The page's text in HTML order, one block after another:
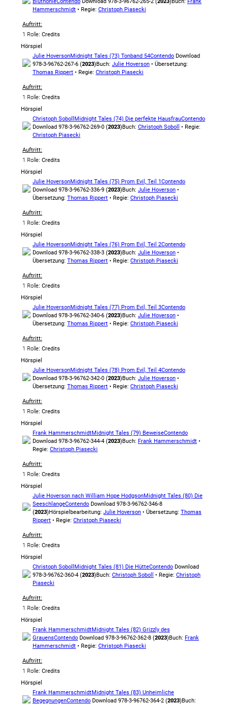
Hammerschmidt• Regie: Christoph Piasecki
Auftritt:
1 Rolle: Credits
Hörspiel
Julie HoversonMidnight Tales (73) Tonband 54ContendoDownload
978-3-96762-267-6 (2023)Buch: Julie Hoverson• Übersetzung:
Thomas Rippert• Regie: Christoph Piasecki
Auftritt:
1 Rolle: Credits
Hörspiel
Christoph Soboll Midnight Tales (74) Die perfekte HausfrauContendo
Download 978-3-96762-269-0 (2023)Buch: Christoph Soboll
• Regie:
Christoph Piasecki
Auftritt:
1 Rolle: Credits
Hörspiel
Julie HoversonMidnight Tales (75) Prom Evil, Teil 1Contendo
Download 978-3-96762-336-9 (2023)Buch: Julie Hoverson•
Übersetzung: Thomas Rippert• Regie: Christoph Piasecki
Auftritt:
1 Rolle: Credits
Hörspiel
Julie HoversonMidnight Tales (76) Prom Evil, Teil 2Contendo
Download 978-3-96762-338-3 (2023)Buch: Julie Hoverson•
Übersetzung: Thomas Rippert• Regie: Christoph Piasecki
Auftritt:
1 Rolle: Credits
Hörspiel
Julie HoversonMidnight Tales (77) Prom Evil, Teil 3Contendo
Download 978-3-96762-340-6 (2023)Buch: Julie Hoverson•
Übersetzung: Thomas Rippert• Regie: Christoph Piasecki
Auftritt:
1 Rolle: Credits
Hörspiel
Julie HoversonMidnight Tales (78) Prom Evil, Teil 4Contendo
Download 978-3-96762-342-0 (2023)Buch: Julie Hoverson•
Übersetzung: Thomas Rippert• Regie: Christoph Piasecki
Auftritt:
1 Rolle: Credits
Hörspiel
Frank HammerschmidtMidnight Tales (79) BeweiseContendo
Download 978-3-96762-344-4 (2023)Buch: Frank Hammerschmidt•
Regie: Christoph Piasecki
Auftritt:
1 Rolle: Credits
Hörspiel
Julie Hoverson nach William Hope HodgsonMidnight Tales (80) Die
SeeschlangeContendoDownload 978-3-96762-346-8
(2023)Hörspielbearbeitung: Julie Hoverson• Übersetzung: Thomas
Rippert• Regie: Christoph Piasecki
Auftritt:
1 Rolle: Credits
Hörspiel
Christoph Soboll Midnight Tales (81) Die HütteContendoDownload
978-3-96762-360-4 (2023)Buch: Christoph Soboll • Regie: Christoph
Piasecki
Auftritt:
1 Rolle: Credits
Hörspiel
Frank HammerschmidtMidnight Tales (82) Grizzly des
GrauensContendoDownload 978-3-96762-362-8 (2023)Buch: Frank
Hammerschmidt• Regie: Christoph Piasecki
Auftritt:
1 Rolle: Credits
Hörspiel
Frank HammerschmidtMidnight Tales (83) Unheimliche
BegegnungenContendoDownload 978-3-96762-364-2 (2023)Buch: